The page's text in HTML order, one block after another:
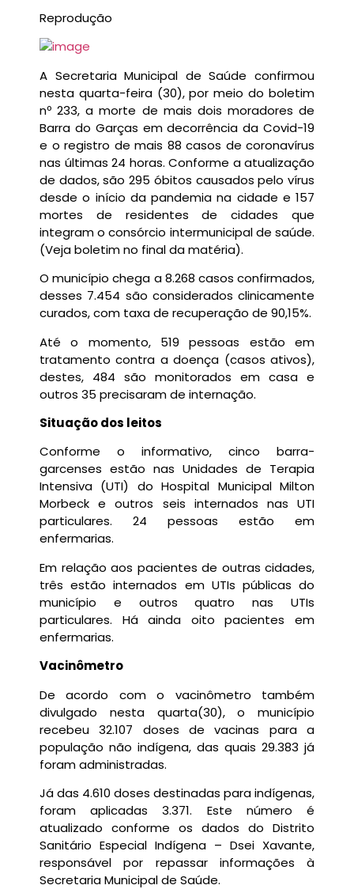
Reprodução
A Secretaria Municipal de Saúde confirmou
nesta quarta-feira (30), por meio do boletim
nº 233, a morte de mais dois moradores de
Barra do Garças em decorrência da Covid-19
e o registro de mais 88 casos de coronavírus
nas últimas 24 horas. Conforme a atualização
de dados, são 295 óbitos causados pelo vírus
desde o início da pandemia na cidade e 157
mortes de residentes de cidades que
integram o consórcio intermunicipal de saúde.
(Veja boletim no final da matéria).
O município chega a 8.268 casos confirmados,
desses 7.454 são considerados clinicamente
curados, com taxa de recuperação de 90,15%.
Até o momento, 519 pessoas estão em
tratamento contra a doença (casos ativos),
destes, 484 são monitorados em casa e
outros 35 precisaram de internação.
Situação dos leitos
Conforme o informativo, cinco barra-
garcenses estão nas Unidades de Terapia
Intensiva (UTI) do Hospital Municipal Milton
Morbeck e outros seis internados nas UTI
particulares. 24 pessoas estão em
enfermarias.
Em relação aos pacientes de outras cidades,
três estão internados em UTIs públicas do
município e outros quatro nas UTIs
particulares. Há ainda oito pacientes em
enfermarias.
Vacinômetro
De acordo com o vacinômetro também
divulgado nesta quarta(30), o município
recebeu 32.107 doses de vacinas para a
população não indígena, das quais 29.383 já
foram administradas.
Já das 4.610 doses destinadas para indígenas,
foram aplicadas 3.371. Este número é
atualizado conforme os dados do Distrito
Sanitário Especial Indígena – Dsei Xavante,
responsável por repassar informações à
Secretaria Municipal de Saúde.